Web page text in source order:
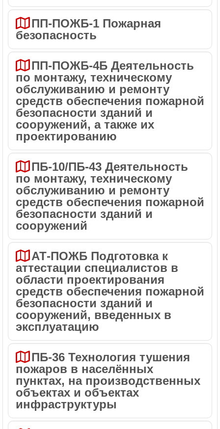
ПП-ПОЖБ-1 Пожарная
безопасность
ПП-ПОЖБ-4Б Деятельность
по монтажу, техническому
обслуживанию и ремонту
средств обеспечения пожарной
безопасности зданий и
сооружений, а также их
проектированию
ПБ-10/ПБ-43 Деятельность
по монтажу, техническому
обслуживанию и ремонту
средств обеспечения пожарной
безопасности зданий и
сооружений
АТ-ПОЖБ Подготовка к
аттестации специалистов в
области проектирования
средств обеспечения пожарной
безопасности зданий и
сооружений, введенных в
эксплуатацию
ПБ-36 Технология тушения
пожаров в населённых
пунктах, на производственных
объектах и объектах
инфраструктуры